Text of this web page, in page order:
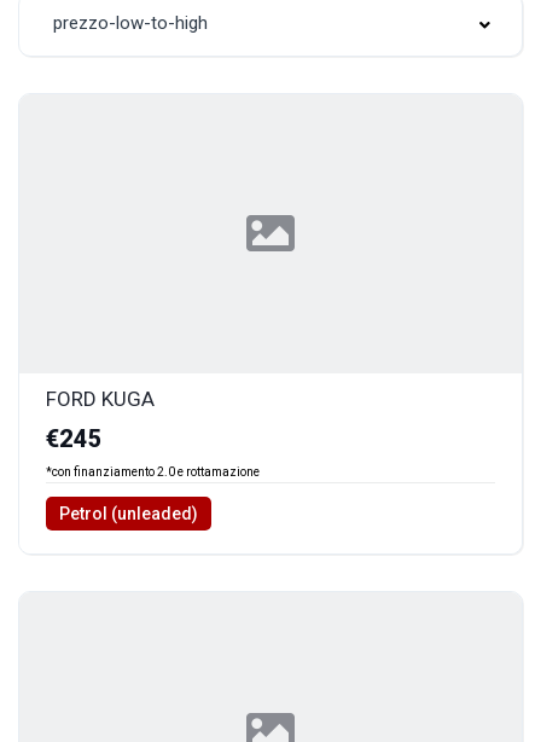
prezzo-low-to-high
FORD KUGA
€245
*con finanziamento 2.0 e rottamazione
Petrol (unleaded)